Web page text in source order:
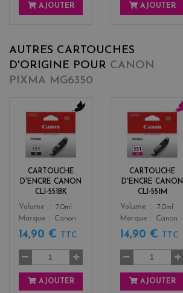
AJOUTER AJOUTER
AUTRES CARTOUCHES
D'ORIGINE POUR CANON
PIXMA MG6350
CARTOUCHE
D'ENCRE CANON
CLI-551BK
Color
l
k
Volume
7.0ml
Marque
Canon
14,90 € TTC
AJOUTER
CARTOUCHE
D'ENCRE CANON
CLI-551M
Color
a
n
t
Volume
7.0ml
Marque
Canon
14,90 € TTC
AJOUTER